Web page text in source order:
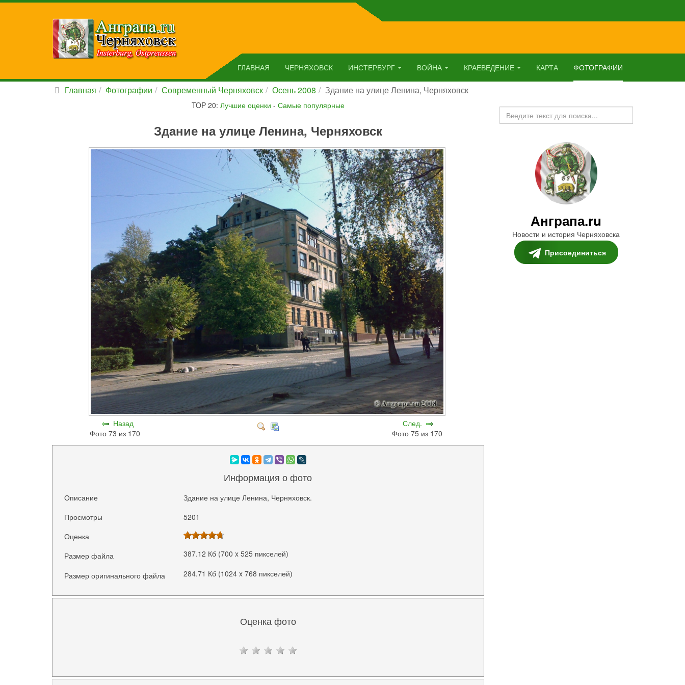
ГЛАВНАЯ ЧЕРНЯХОВСК ИНСТЕРБУРГ ВОЙНА КРАЕВЕДЕНИЕ КАРТА ФОТОГРАФИИ
Главная Фотографии Современный Черняховск Осень 2008 Здание на улице Ленина, Черняховск
TOP 20: Лучшие оценки - Самые популярные
Здание на улице Ленина, Черняховск
Назад
Фото 73 из 170
След.
Фото 75 из 170
Информация о фото
Описание
Здание на улице Ленина, Черняховск.
Просмотры
5201
Оценка
Размер файла
387.12 Кб (700 x 525 пикселей)
Размер оригинального файла 284.71 Кб (1024 x 768 пикселей)
Оценка фото
Искать...
Анграпа.ru
Новости и история Черняховска
Присоединиться